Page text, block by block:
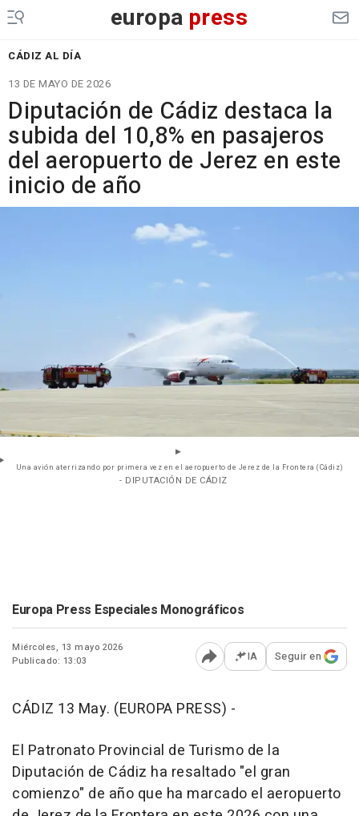
europa press
CÁDIZ AL DÍA
13 DE MAYO DE 2026
Diputación de Cádiz destaca la
subida del 10,8% en pasajeros
del aeropuerto de Jerez en este
inicio de año
Una avión aterrizando por primera vez en el aeropuerto de Jerez de la Frontera (Cádiz)
- DIPUTACIÓN DE CÁDIZ
Europa Press Especiales Monográficos
Miércoles, 13 mayo 2026
Publicado: 13:03
Abrir opciones para
IA Seguir en
CÁDIZ 13 May. (EUROPA PRESS) -
El Patronato Provincial de Turismo de la
Diputación de Cádiz ha resaltado "el gran
comienzo" de año que ha marcado el aeropuerto